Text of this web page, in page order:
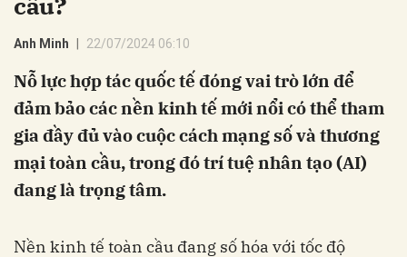
Anh Minh 22/07/2024 06:10
Nỗ lực hợp tác quốc tế đóng vai trò lớn để
đảm bảo các nền kinh tế mới nổi có thể tham
gia đầy đủ vào cuộc cách mạng số và thương
mại toàn cầu, trong đó trí tuệ nhân tạo (AI)
đang là trọng tâm.
Nền kinh tế toàn cầu đang số hóa với tốc độ
Hủy Gửi